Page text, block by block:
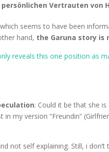
Vertrauten
seems to have been
hand, the Garuna story is
reveals this one position as
: Could it be that she
my version “Freundin”
not self explaining. Still, i